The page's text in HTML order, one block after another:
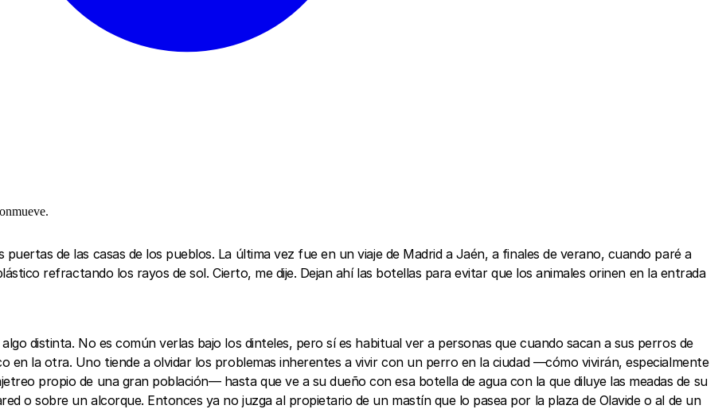
de las casas de los pueblos. La última vez fue en un viaje de Madrid a Jaén, a finales de verano, cuando paré a
refractando los rayos de sol. Cierto, me dije. Dejan ahí las botellas para evitar que los animales orinen en la entrada
distinta. No es común verlas bajo los dinteles, pero sí es habitual ver a personas que cuando sacan a sus perros de
en la otra. Uno tiende a olvidar los problemas inherentes a vivir con un perro en la ciudad —cómo vivirán, especialmente
propio de una gran población— hasta que ve a su dueño con esa botella de agua con la que diluye las meadas de su
o sobre un alcorque. Entonces ya no juzga al propietario de un mastín que lo pasea por la plaza de Olavide o al de un